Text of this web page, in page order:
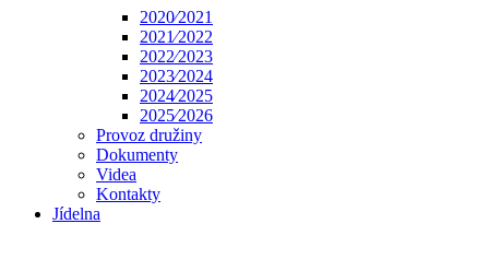
2020⁄2021
2021⁄2022
2022⁄2023
2023⁄2024
2024⁄2025
2025⁄2026
Provoz družiny
Dokumenty
Videa
Kontakty
Jídelna